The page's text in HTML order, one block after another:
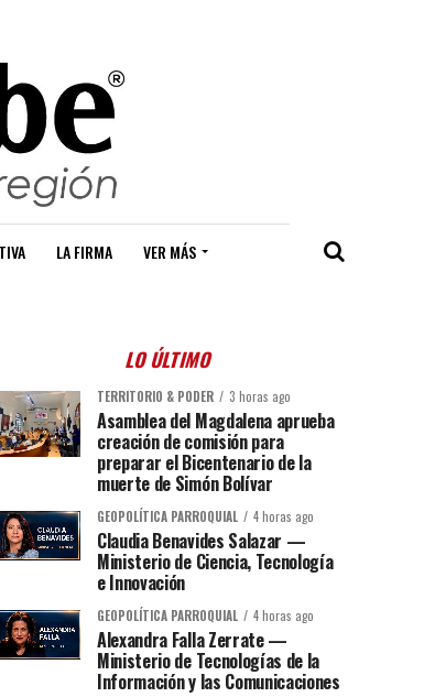
LA FIRMA VER MÁS
LO ÚLTIMO
TERRITORIO & PODER 3 horas ago
Asamblea del Magdalena aprueba
creación de comisión para
preparar el Bicentenario de la
muerte de Simón Bolívar
GEOPOLÍTICA PARROQUIAL 4 horas ago
Claudia Benavides Salazar —
Ministerio de Ciencia, Tecnología
e Innovación
GEOPOLÍTICA PARROQUIAL 4 horas ago
Alexandra Falla Zerrate —
Ministerio de Tecnologías de la
Información y las Comunicaciones